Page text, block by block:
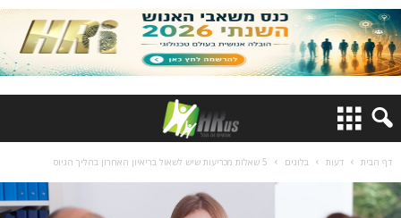
דף הבית דעות בלוגים 5 שאלות מכריעות שיש לשאול בריאיון האחרון בהליך הגיוס